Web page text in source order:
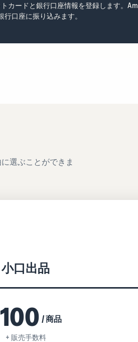
カードと銀行口座情報を登録します。
口座に振り込みます。
選ぶことができま
小口出品
100 / 商品
+ 販売手数料